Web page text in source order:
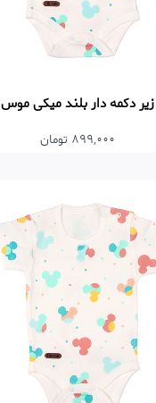
زیر دکمه دار بلند میکی موس
899,000 تومان